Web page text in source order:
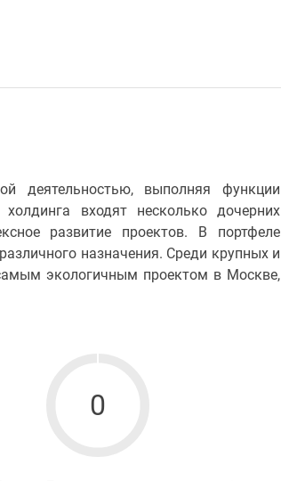
деятельностью, выполняя функции
входят несколько дочерних
развитие проектов. В портфеле
назначения. Среди крупных и
экологичным проектом в Москве,
0